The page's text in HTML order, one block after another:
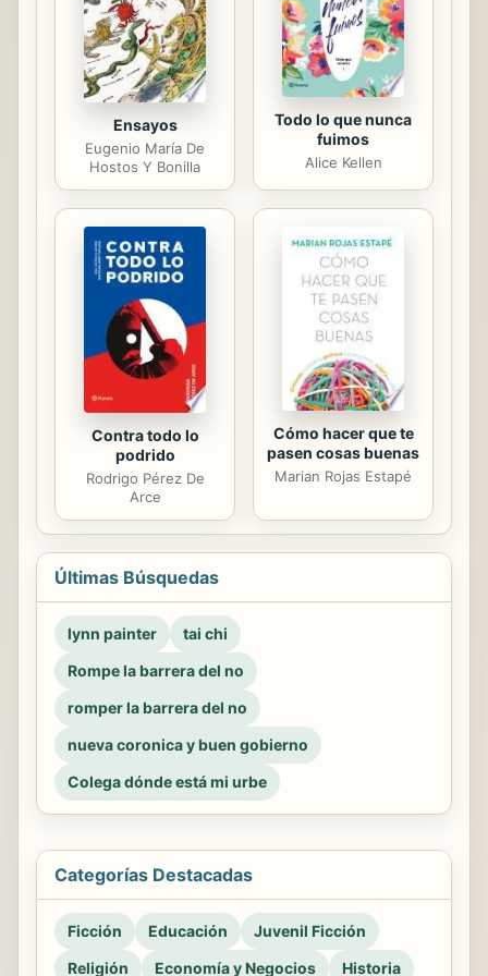
Ensayos
Eugenio María De
Hostos Y Bonilla
Todo lo que nunca
fuimos
Alice Kellen
Contra todo lo
podrido
Rodrigo Pérez De
Arce
Cómo hacer que te
pasen cosas buenas
Marian Rojas Estapé
Últimas Búsquedas
lynn painter
tai chi
Rompe la barrera del no
romper la barrera del no
nueva coronica y buen gobierno
Colega dónde está mi urbe
Categorías Destacadas
Ficción Educación
Juvenil Ficción
Religión
Economía y Negocios Historia